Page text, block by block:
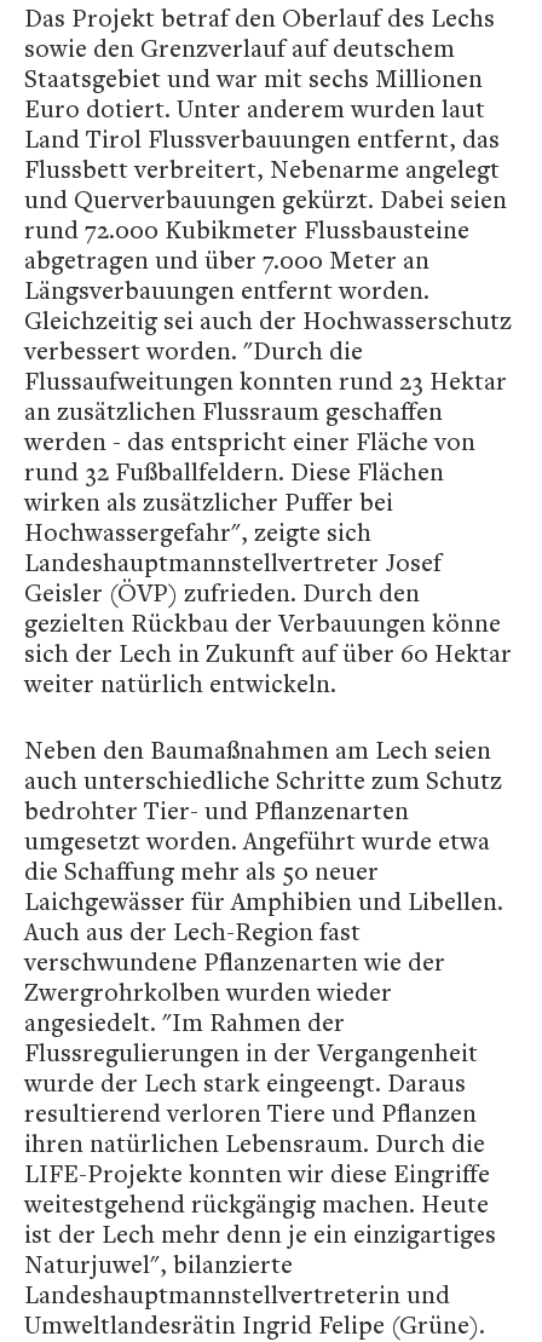
Das Projekt betraf den Oberlauf des Lechs
sowie den Grenzverlauf auf deutschem
Staatsgebiet und war mit sechs Millionen
Euro dotiert. Unter anderem wurden laut
Land Tirol Flussverbauungen entfernt, das
Flussbett verbreitert, Nebenarme angelegt
und Querverbauungen gekürzt. Dabei seien
rund 72.000 Kubikmeter Flussbausteine
abgetragen und über 7.000 Meter an
Längsverbauungen entfernt worden.
Gleichzeitig sei auch der Hochwasserschutz
verbessert worden. "Durch die
Flussaufweitungen konnten rund 23 Hektar
an zusätzlichen Flussraum geschaffen
werden - das entspricht einer Fläche von
rund 32 Fußballfeldern. Diese Flächen
wirken als zusätzlicher Puffer bei
Hochwassergefahr", zeigte sich
Landeshauptmannstellvertreter Josef
Geisler (ÖVP) zufrieden. Durch den
gezielten Rückbau der Verbauungen könne
sich der Lech in Zukunft auf über 60 Hektar
weiter natürlich entwickeln.
Neben den Baumaßnahmen am Lech seien
auch unterschiedliche Schritte zum Schutz
bedrohter Tier- und Pflanzenarten
umgesetzt worden. Angeführt wurde etwa
die Schaffung mehr als 50 neuer
Laichgewässer für Amphibien und Libellen.
Auch aus der Lech-Region fast
verschwundene Pflanzenarten wie der
Zwergrohrkolben wurden wieder
angesiedelt. "Im Rahmen der
Flussregulierungen in der Vergangenheit
wurde der Lech stark eingeengt. Daraus
resultierend verloren Tiere und Pflanzen
ihren natürlichen Lebensraum. Durch die
LIFE-Projekte konnten wir diese Eingriffe
weitestgehend rückgängig machen. Heute
ist der Lech mehr denn je ein einzigartiges
Naturjuwel", bilanzierte
Landeshauptmannstellvertreterin und
Umweltlandesrätin Ingrid Felipe (Grüne).